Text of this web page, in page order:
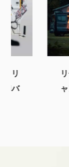
用リ
却バ